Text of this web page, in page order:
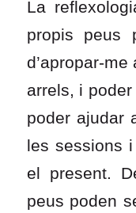
La
propis peus
d’apropar-
arrels, i
poder ajudar
les sessions
el present.
peus poden